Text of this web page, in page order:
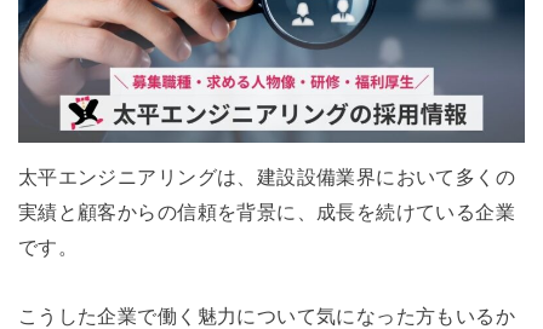
太平エンジニアリングは、建設設備業界において多くの
実績と顧客からの信頼を背景に、成長を続けている企業
です。
こうした企業で働く魅力について気になった方もいるか